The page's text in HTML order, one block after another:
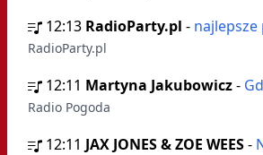
12:13 RadioParty.pl - najlepsze
RadioParty.pl
12:11 Martyna Jakubowicz-
Radio Pogoda
12:11 JAX JONES & ZOE WEES-